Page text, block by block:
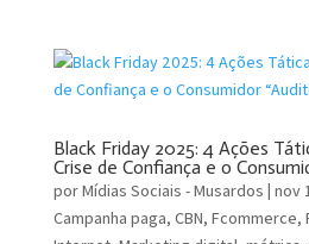
Black Friday 2025: 4 Ações
Crise de Confiança e o
porMídias Sociais - Musardos | nov
Campanha paga, CBN, Fcommerce,